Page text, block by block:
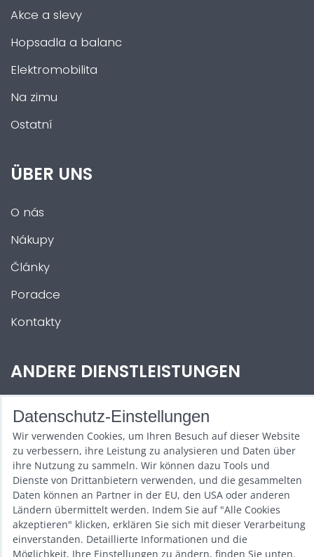
Akce a slevy
Hopsadla a balanc
Elektromobilita
Na zimu
Ostatní
ÜBER UNS
O nás
Nákupy
Články
Poradce
Kontakty
ANDERE DIENSTLEISTUNGEN
Zábava na Vaši akci
Půjčovna
Promotéři
Kurzy a setkání
Velkoobchod
Nabídka práce
Datenschutz-Einstellungen
Wir verwenden Cookies, um Ihren Besuch auf dieser Website
zu verbessern, ihre Leistung zu analysieren und Daten über
ihre Nutzung zu sammeln. Wir können dazu Tools und
Dienste von Drittanbietern verwenden, und die gesammelten
Daten können an Partner in der EU, den USA oder anderen
Ländern übermittelt werden. Indem Sie auf "Alle Cookies
akzeptieren" klicken, erklären Sie sich mit dieser Verarbeitung
einverstanden. Detaillierte Informationen und die
Möglichkeit, Ihre Einstellungen zu ändern, finden Sie unten.